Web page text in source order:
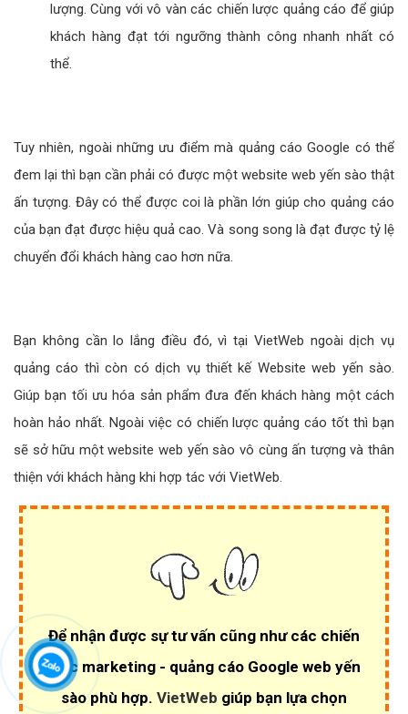
lượng. Cùng với vô vàn các chiến lược quảng cáo để giúp
khách hàng đạt tới ngưỡng thành công nhanh nhất có
thể.
Tuy nhiên, ngoài những ưu điểm mà quảng cáo Google có thể
đem lại thì bạn cần phải có được một website web yến sào thật
ấn tượng. Đây có thể được coi là phần lớn giúp cho quảng cáo
của bạn đạt được hiệu quả cao. Và song song là đạt được tỷ lệ
chuyển đổi khách hàng cao hơn nữa.
Bạn không cần lo lắng điều đó, vì tại VietWeb ngoài dịch vụ
quảng cáo thì còn có dịch vụ thiết kế Website web yến sào.
Giúp bạn tối ưu hóa sản phẩm đưa đến khách hàng một cách
hoàn hảo nhất. Ngoài việc có chiến lược quảng cáo tốt thì bạn
sẽ sở hữu một website web yến sào vô cùng ấn tượng và thân
thiện với khách hàng khi hợp tác với VietWeb.
Để nhận được sự tư vấn cũng như các chiến
lược marketing - quảng cáo Google web yến
sào phù hợp. VietWeb giúp bạn lựa chọn